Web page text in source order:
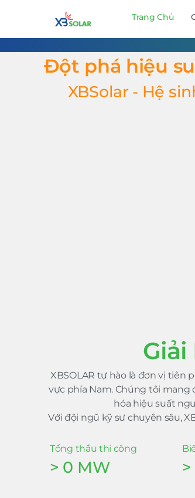
Trang Chủ
Đột phá hiệu
XBSolar - Hệ
Giải
XBSOLAR tự hào là đơn vị tiên
vực phía Nam. Chúng tôi
hóa hiệu suất
Với đội ngũ kỹ sư chuyên sâu,
Tổng thầu thi công
> 0 MW >